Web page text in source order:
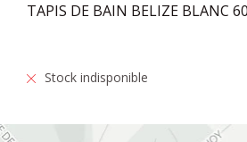
TAPIS DE BAIN BELIZE BLANC
Stock indisponible